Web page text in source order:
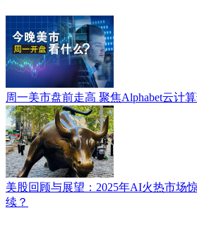
周一美市盘前走高 聚焦Alphabet云计
美股回顾与展望：2025年AI火热市场
续？